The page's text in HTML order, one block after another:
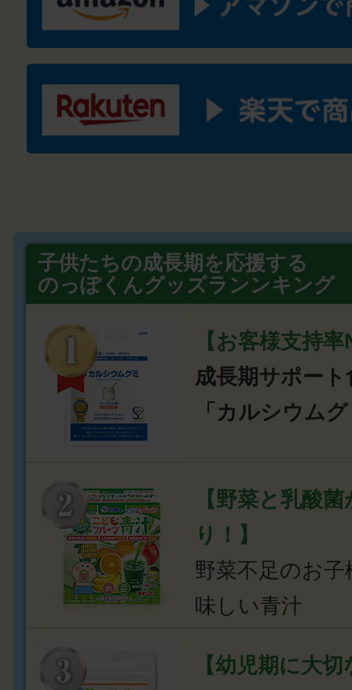
子供たちの成長期を応援する
のっぽくんグッズランンキング
【お客様支持
成長期サポート
「カルシウム
【野菜と乳酸
り！】
野菜不足のお
味しい青汁
【幼児期に大